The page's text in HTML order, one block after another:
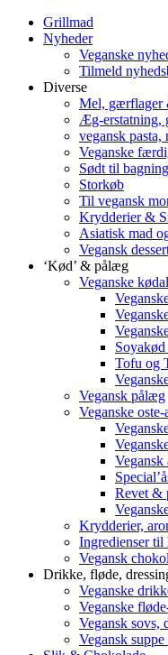
Grillmad
Nyheder
Veganske
Tilmeld
Diverse
Mel, gærflager
Æg-erstatning,
vegansk pasta,
Veganske
Sødt til
Storkøb
Til vegansk
Krydderier &
Asiatisk mad
Vegansk
‘Kød’ & pålæg
Veganske
Tofu og
Vegansk pålæg
Veganske
Revet &
Krydderier,
Ingredienser til
Vegansk
Drikke, fløde,
Veganske
Veganske
Vegansk sovs,
Vegansk